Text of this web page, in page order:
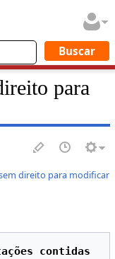
para
direito para modificar
contidas